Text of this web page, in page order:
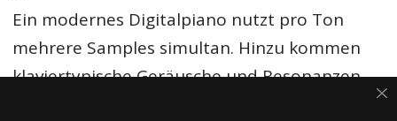
Ein modernes Digitalpiano nutzt pro Ton
mehrere Samples simultan. Hinzu kommen
klaviertypische Geräusche und Resonanzen,